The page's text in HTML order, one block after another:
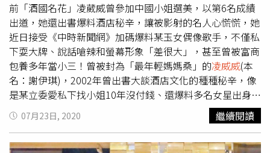
威 回憶起一名酒店紅牌，住進猛鬼大樓後舉止越來越怪、精
神出現異常，最後被強制送進精神病院，但住院時還是每天
精心打扮，還像過去在酒店上班時一樣優雅的坐著，口中不
斷喃喃重複：「等一下我男朋友就要來接我了。」不知道如
果當年紅牌沒有住進猛鬼大樓，會不會有不一樣的人生。◎
給自己一個機會：張老師專線1980、安心專線1925、免付
費生命線1995。
前「酒國名花」凌葳威曾參加中國小姐選美，以第6名成績
出道，她還出書爆料酒店秘辛，讓被影射的名人心慌慌，她
近日接受《中時新聞網》加碼爆料某玉女偶像歌手，不僅私
下耍大牌、說話嗆辣和螢幕形象「差很大」，甚至曾被富商
包養多年當小三！曾被封為「最年輕媽媽桑」的凌威威(本
名：謝伊琪)，2002年曾出書大談酒店文化的種種秘辛，像
是某立委愛私下找小姐10年沒付錢、還爆料多名女星出身酒
家等，引發輿論譁然。她近日受訪時又爆料在音樂錄音帶時
代，就以玉女形象出道的女歌手，被富商包每月以50萬元包
養。凌威威表示，這位玉女歌手在未婚時，就和某大老闆在
07月23日, 2020 繼續閱讀